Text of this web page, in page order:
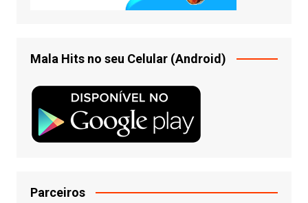
Mala Hits no seu Celular (Android)
Parceiros